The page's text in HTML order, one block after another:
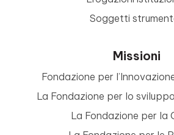
Soggetti
Missioni
Fondazione per
La Fondazione per lo
La Fondazione per la